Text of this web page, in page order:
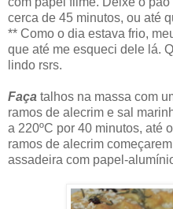
cerca de 45 minutos, ou até
** Como o dia estava frio,
que até me esqueci dele lá.
lindo rsrs.
Faça talhos na massa com
ramos de alecrim e sal
a 220ºC por 40 minutos, até
ramos de alecrim
assadeira com papel-